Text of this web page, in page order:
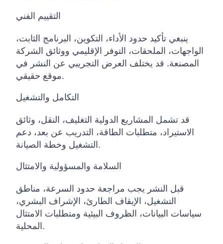
التقييم الفني
ينبغي تأكيد حدود الأداء، التكوين، البرنامج الثابت،
الواجهات، الملحقات، التوفر الإقليمي ووثائق الشركة
المصنعة. قد يختلف العرض التجريبي عن النشر في
موقع حقيقي.
التكامل والتشغيل
قد تشمل المشاريع الدولية التغليف، النقل، وثائق
الاستيراد، متطلبات الطاقة، التدريب عن بعد، دعم
التشغيل وخطة الصيانة.
السلامة والمسؤولية والامتثال
قبل النشر يجب مراجعة حدود السرعة، مناطق
التشغيل، الإيقاف الطارئ، الإشراف البشري،
سياسات البيانات، الظروف البيئية ومتطلبات الامتثال
المحلية.